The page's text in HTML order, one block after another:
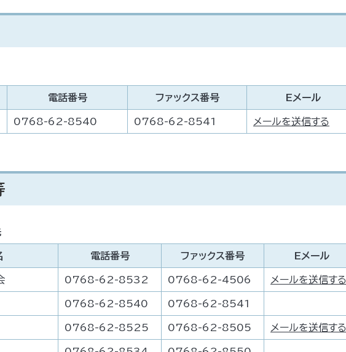
電話番号 ファックス番号 Eメール
0768-62-8540 0768-62-8541 メールを送信する
電話番号 ファックス番号 Eメール
0768-62-8532 0768-62-4506 メールを送信する
0768-62-8540 0768-62-8541
0768-62-8525 0768-62-8505 メールを送信する